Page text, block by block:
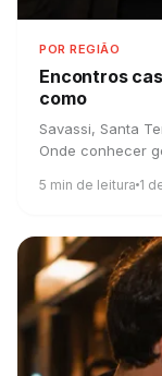
POR REGIÃO
Encontros
como
Savassi, Santa
Onde conhecer
5 min de leitura 1